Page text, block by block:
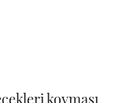
koyması